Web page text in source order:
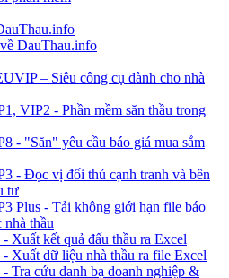
DauThau.info
– Siêu công cụ dành cho nhà
VIP2 - Phần mềm săn thầu trong
- "Săn" yêu cầu báo giá mua sắm
- Đọc vị đối thủ cạnh tranh và bên
tư
Plus - Tải không giới hạn file báo
nhà thầu
Xuất kết quả đấu thầu ra Excel
Xuất dữ liệu nhà thầu ra file Excel
Tra cứu danh bạ doanh nghiệp &